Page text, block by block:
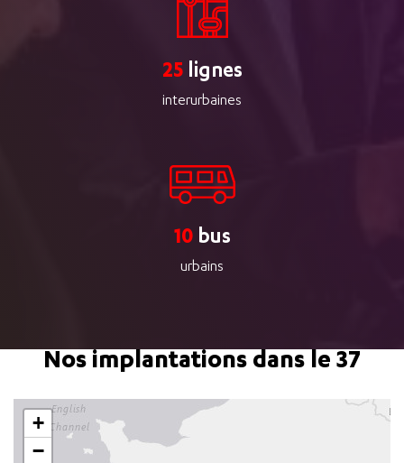
25lignes
interurbaines
10bus
urbains
Nos implantations dans le 37
+
−